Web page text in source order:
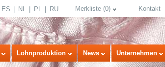
ES NL PL RU Merkliste (0) Kontakt
Lohnproduktion News Unternehmen